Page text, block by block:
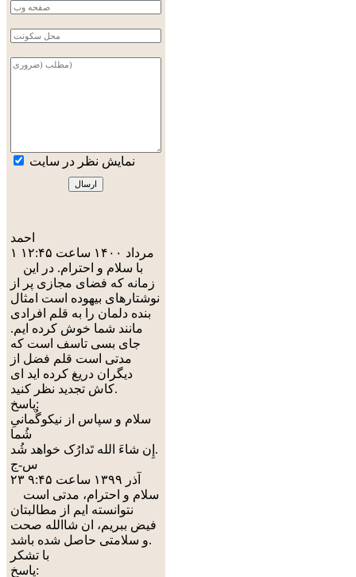
نمایش نظر در سایت
احمد
۱ مرداد ۱۴۰۰ ساعت ۱۲:۴۵
با سلام و احترام. در این
زمانه که فضای مجازی پر از
نوشتارهای بیهوده است امثال
بنده دلمان را به قلم افرادی
مانند شما خوش کرده ایم.
جای بسی تاسف است که
مدتی است قلم فضل از
دیگران دریغ کرده اید ای
کاش تجدید نظر کنید.
پاسخ:
سلام و سپاس از نیکوگُمانیِ
شُما
إِن شاءَ الله تَدارُک خواهد شُد.
س-ج
۲۳ آذر ۱۳۹۹ ساعت ۹:۴۵
سلام و احترام، مدتی است
نتوانسته ایم از مطالبتان
فیض ببریم، ان شاالله صحت
و سلامتی حاصل شده باشد.
با تشکر
پاسخ: